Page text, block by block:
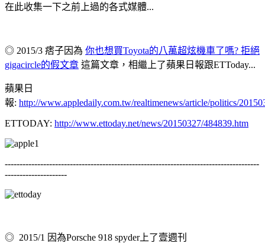
在此收集一下之前上過的各式媒體...
◎ 2015/3 痞子因為 你也想買Toyota的八萬超炫機車了嗎? 拒絕
gigacircle的假文章 這篇文章，相繼上了蘋果日報跟ETToday...
蘋果日
報: http://www.appledaily.com.tw/realtimenews/article/politics/
ETTODAY: http://www.ettoday.net/news/20150327/484839.htm
--------------------------------------------------------------------------------------
---------------------
◎ 2015/1 因為Porsche 918 spyder上了壹週刊